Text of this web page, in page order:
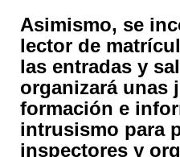
Asimismo, se
lector de
las entradas y
organizará unas
formación e
intrusismo para
inspectores y